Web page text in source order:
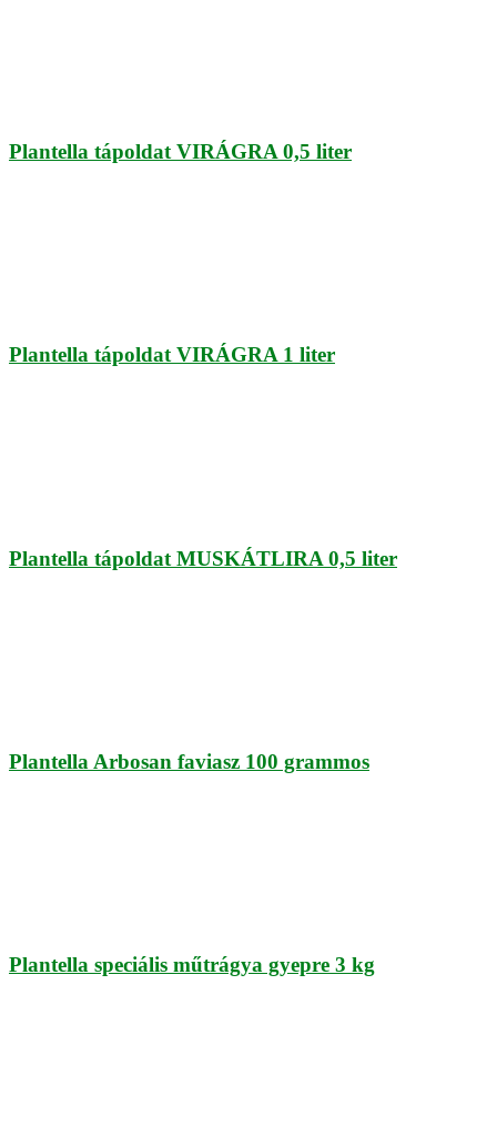
Plantella tápoldat VIRÁGRA 0,5 liter
Plantella tápoldat VIRÁGRA 1 liter
Plantella tápoldat MUSKÁTLIRA 0,5 liter
Plantella Arbosan faviasz 100 grammos
Plantella speciális műtrágya gyepre 3 kg